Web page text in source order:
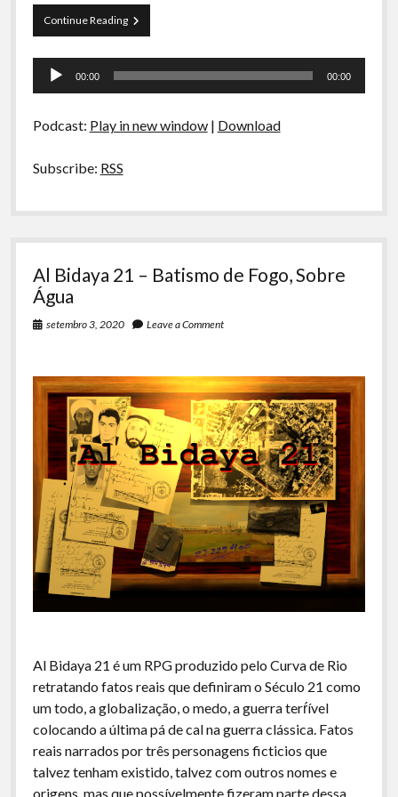
Continue ReadingTorcedores
Calma
Um
final
de
Tocador
00:00 00:00
Podcast: Play in new window| Download
Subscribe: RSS
Al Bidaya 21 – Batismo de Fogo, Sobre
Água
setembro 3, 2020 Leave a Comment
Al Bidaya 21 é um RPG produzido pelo Curva de Rio
retratando fatos reais que definiram o Século 21 como
um todo, a globalização, o medo, a guerra terŕível
colocando a última pá de cal na guerra clássica. Fatos
reais narrados por três personagens ficticios que
talvez tenham existido, talvez com outros nomes e
origens, mas que possívelmente fizeram parte dessa